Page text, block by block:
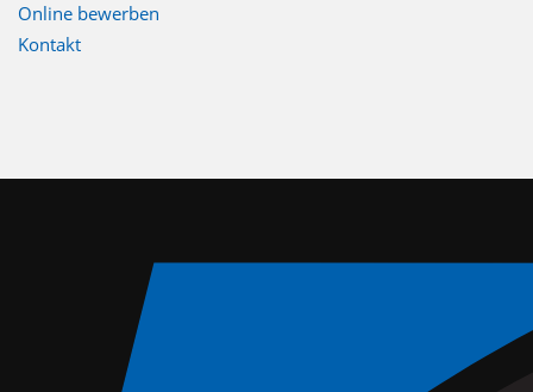
Online bewerben
Kontakt